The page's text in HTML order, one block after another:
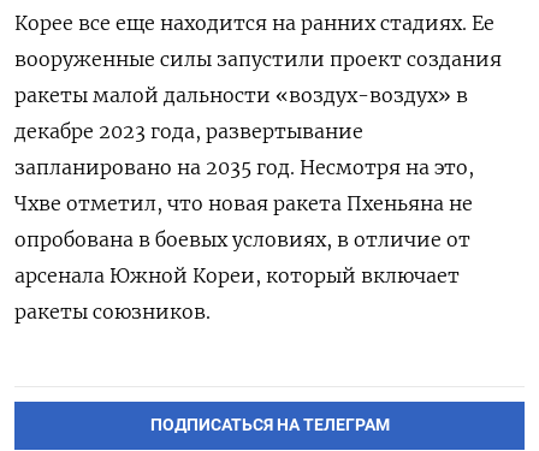
Корее все еще находится на ранних стадиях. Ее
вооруженные силы запустили проект создания
ракеты малой дальности «воздух-воздух» в
декабре 2023 года, развертывание
запланировано на 2035 год. Несмотря на это,
Чхве отметил, что новая ракета Пхеньяна не
опробована в боевых условиях, в отличие от
арсенала Южной Кореи, который включает
ракеты союзников.
ПОДПИСАТЬСЯ НА ТЕЛЕГРАМ